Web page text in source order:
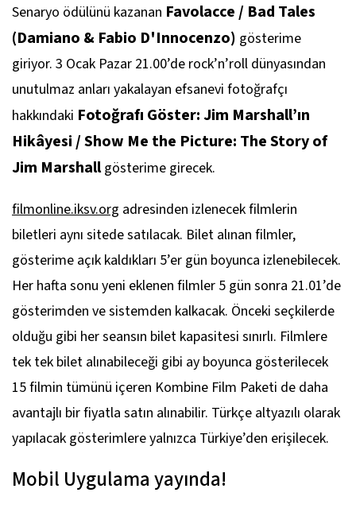
Senaryo ödülünü kazanan Favolacce / Bad Tales
(Damiano & Fabio D'Innocenzo) gösterime
giriyor. 3 Ocak Pazar 21.00’de rock’n’roll dünyasından
unutulmaz anları yakalayan efsanevi fotoğrafçı
hakkındaki Fotoğrafı Göster: Jim Marshall’ın
Hikâyesi / Show Me the Picture: The Story of
Jim Marshallgösterime girecek.
filmonline.iksv.org adresinden izlenecek filmlerin
biletleri aynı sitede satılacak. Bilet alınan filmler,
gösterime açık kaldıkları 5’er gün boyunca izlenebilecek.
Her hafta sonu yeni eklenen filmler 5 gün sonra 21.01’de
gösterimden ve sistemden kalkacak. Önceki seçkilerde
olduğu gibi her seansın bilet kapasitesi sınırlı. Filmlere
tek tek bilet alınabileceği gibi ay boyunca gösterilecek
15 filmin tümünü içeren Kombine Film Paketi de daha
avantajlı bir fiyatla satın alınabilir. Türkçe altyazılı olarak
yapılacak gösterimlere yalnızca Türkiye’den erişilecek.
Mobil Uygulama yayında!